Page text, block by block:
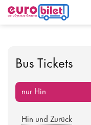
Bus Tickets
nur Hin
Hin und Zurück